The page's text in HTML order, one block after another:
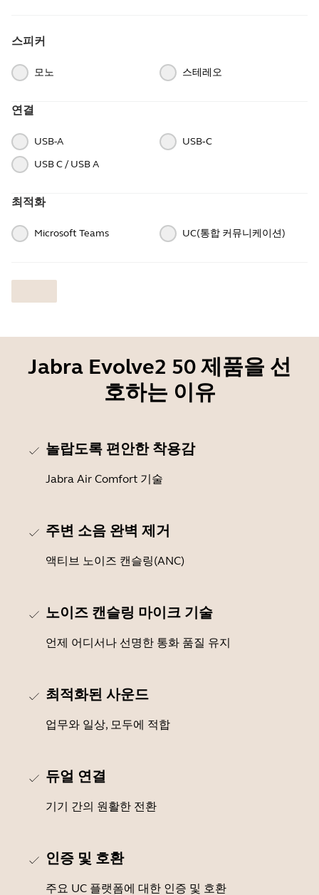
스피커
모노 스테레오
연결
USB-A
USB‑C
USB C / USB A
최적화
Microsoft Teams UC(통합 커뮤니케이션)
Jabra Evolve2 50 제품을 선
호하는 이유
놀랍도록 편안한 착용감
Jabra Air Comfort 기술
주변 소음 완벽 제거
액티브 노이즈 캔슬링(ANC)
노이즈 캔슬링 마이크 기술
언제 어디서나 선명한 통화 품질 유지
최적화된 사운드
업무와 일상, 모두에 적합
듀얼 연결
기기 간의 원활한 전환
인증 및 호환
주요 UC 플랫폼에 대한 인증 및 호환